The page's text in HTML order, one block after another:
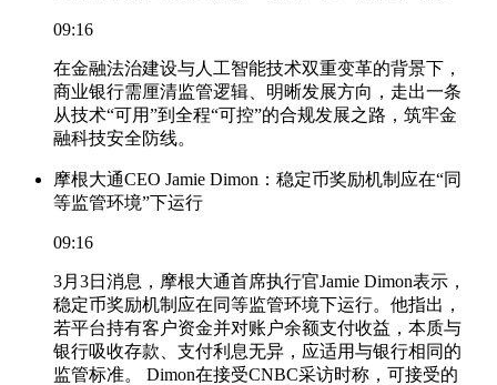
09:16
在金融法治建设与人工智能技术双重变革的背景下，
商业银行需厘清监管逻辑、明晰发展方向，走出一条
从技术“可用”到全程“可控”的合规发展之路，筑牢金
融科技安全防线。
摩根大通CEO Jamie Dimon：稳定币奖励机制应在“同
等监管环境”下运行
09:16
3月3日消息，摩根大通首席执行官Jamie Dimon表示，
稳定币奖励机制应在同等监管环境下运行。他指出，
若平台持有客户资金并对账户余额支付收益，本质与
银行吸收存款、支付利息无异，应适用与银行相同的
监管标准。 Dimon在接受CNBC采访时称，可接受的